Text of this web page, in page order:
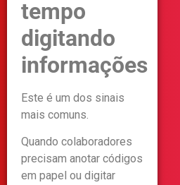
tempo
digitando
informações
Este é um dos sinais
mais comuns.
Quando colaboradores
precisam anotar códigos
em papel ou digitar